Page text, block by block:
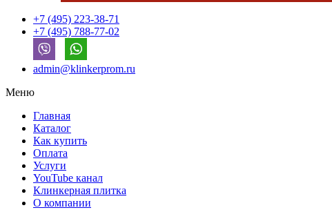
+7 (495) 223-38-71
+7 (495) 788-77-02
admin@klinkerprom.ru
Меню
Главная
Каталог
Как купить
Оплата
Услуги
YouTube канал
Клинкерная плитка
О компании